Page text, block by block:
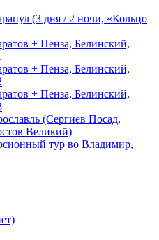
(3 дня / 2 ночи, «Кольцо
+ Пенза, Белинский,
+ Пенза, Белинский,
+ Пенза, Белинский,
(Сергиев Посад,
Великий)
тур во Владимир,